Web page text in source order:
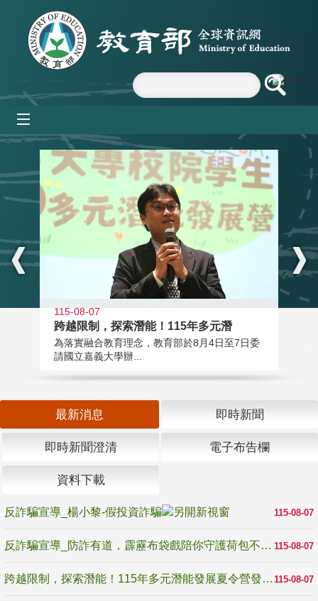
跳到主要內容區塊
:::
115-08-07
跨越限制，探索潛能！115年多元潛
為落實融合教育理念，教育部於8月4日至7日委
請國立嘉義大學辦...
最新消息 即時新聞
即時新聞澄清 電子布告欄
資料下載
115-08-07
反詐騙宣導_楊小黎-假投資詐騙
115-08-07
反詐騙宣導_防詐有道，霹靂布袋戲陪你守護荷包不受騙
115-08-07
跨越限制，探索潛能！115年多元潛能發展夏令營發掘生命無限可能